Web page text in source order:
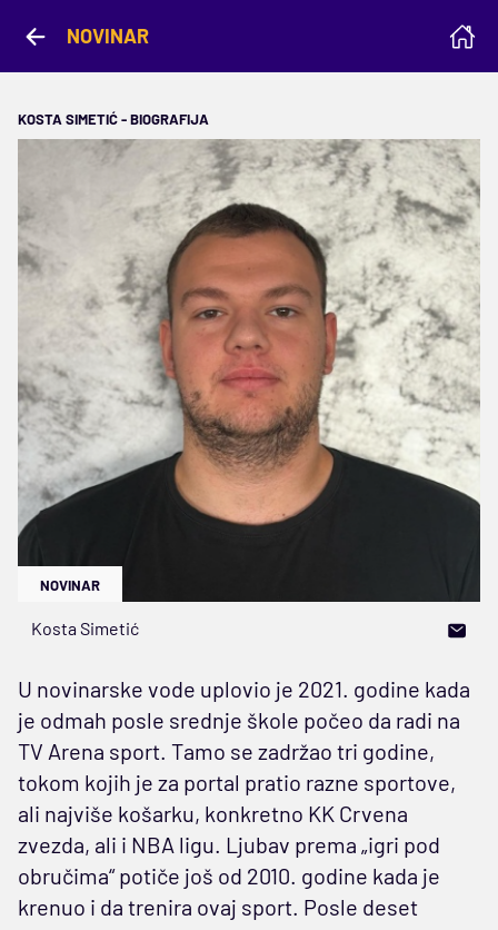
NOVINAR
KOSTA SIMETIĆ - BIOGRAFIJA
NOVINAR
Kosta Simetić
U novinarske vode uplovio je 2021. godine kada
je odmah posle srednje škole počeo da radi na
TV Arena sport. Tamo se zadržao tri godine,
tokom kojih je za portal pratio razne sportove,
ali najviše košarku, konkretno KK Crvena
zvezda, ali i NBA ligu. Ljubav prema „igri pod
obručima“ potiče još od 2010. godine kada je
krenuo i da trenira ovaj sport. Posle deset